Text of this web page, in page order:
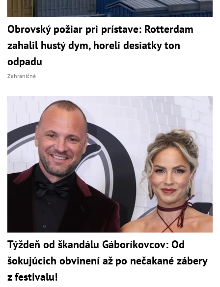
Obrovský požiar pri prístave: Rotterdam
zahalil hustý dym, horeli desiatky ton
odpadu
Zahraničné
Týždeň od škandálu Gáboríkovcov: Od
šokujúcich obvinení až po nečakané zábery
z festivalu!